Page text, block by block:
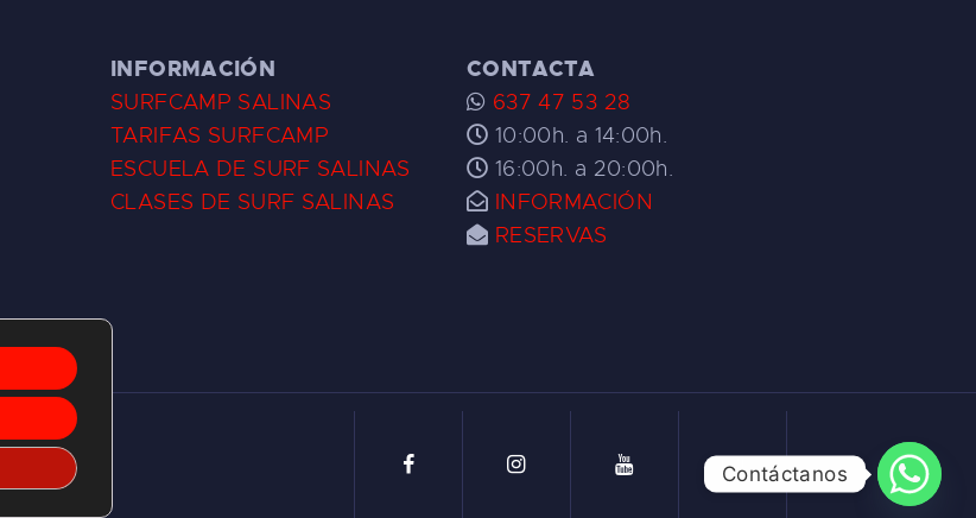
INFORMACIÓN
SURFCAMP SALINAS
TARIFAS SURFCAMP
ESCUELA DE SURF SALINAS
CLASES DE SURF SALINAS
CONTACTA
637 47 53 28
10:00h. a 14:00h.
16:00h. a 20:00h.
INFORMACIÓN
RESERVAS
Contáctanos